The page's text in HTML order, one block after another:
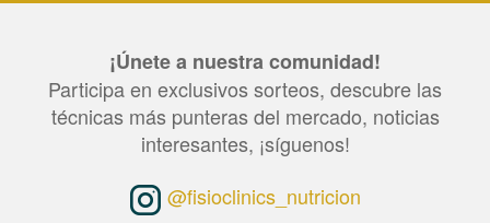
¡Únete a nuestra comunidad!
Participa en exclusivos sorteos, descubre las
técnicas más punteras del mercado, noticias
interesantes, ¡síguenos!
@fisioclinics_nutricion